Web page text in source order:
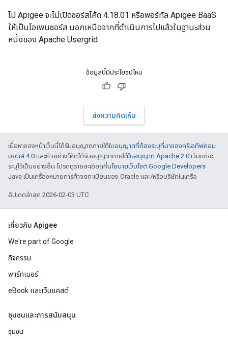
ไม่ Apigee จะไม่เปิดซอร์สโค้ด 4.18.01 หรือพอร์ทัล Apigee BaaS
ให้เป็นโอเพนซอร์ส นอกเหนือจากที่ดำเนินการไปแล้วในฐานะส่วน
หนึ่งของ Apache Usergrid
ข้อมูลนี้มีประโยชน์ไหม
ส่งความคิดเห็น
เนื้อหาของหน้าเว็บนี้ได้รับอนุญาตภายใต้ใบอนุญาตที่ต้องระบุที่มาของครีเอทีฟคอม
มอนส์ 4.0 และตัวอย่างโค้ดได้รับอนุญาตภายใต้ใบอนุญาต Apache 2.0 เว้นแต่จะ
ระบุไว้เป็นอย่างอื่น โปรดดูรายละเอียดที่นโยบายเว็บไซต์ Google Developers
Java เป็นเครื่องหมายการค้าจดทะเบียนของ Oracle และ/หรือบริษัทในเครือ
อัปเดตล่าสุด 2026-02-03 UTC
เกี่ยวกับ Apigee
We're part of Google
กิจกรรม
พาร์ทเนอร์
eBook และเว็บแคสต์
ชุมชนและการสนับสนุน
ชุมชน